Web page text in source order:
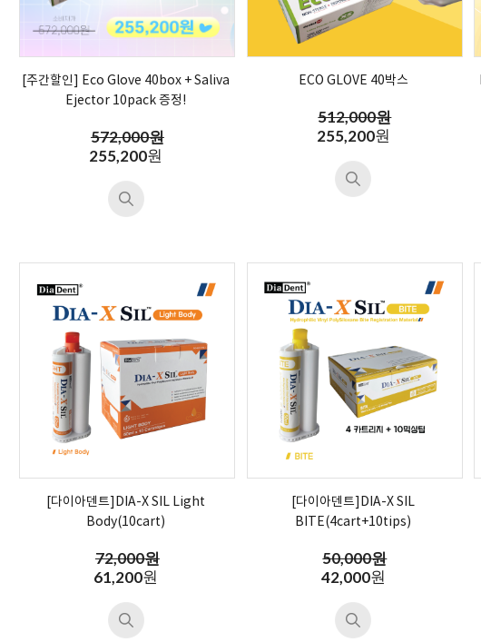
[주간할인] Eco Glove 40box + Saliva
Ejector 10pack 증정!
572,000원
255,200원
ECO GLOVE 40박스
512,000원
255,200원
[다이아덴트]DIA-X SIL Light
Body(10cart)
72,000원
61,200원
[다이아덴트]DIA-X SIL
BITE(4cart+10tips)
50,000원
42,000원